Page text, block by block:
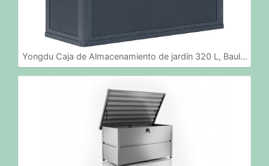
Yongdu Caja de Almacenamiento de jardín 320 L, Baul…